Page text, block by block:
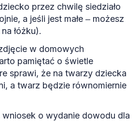
przez chwilę siedziało
a jeśli jest małe ‒ możesz
łóżku).
w domowych
pamiętać o świetle
sprawi, że na twarzy dziecka
a twarz będzie równomiernie
wniosek o wydanie dowodu dla